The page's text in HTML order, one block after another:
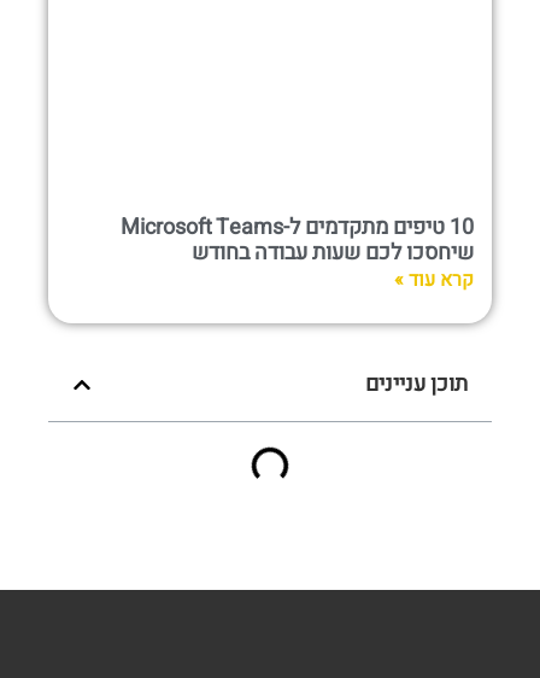
10 טיפים מתקדמים ל-Microsoft Teams
שיחסכו לכם שעות עבודה בחודש
קרא עוד »
תוכן עניינים